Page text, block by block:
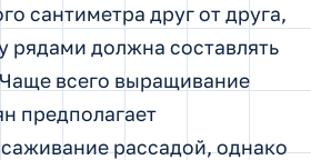
сантиметра друг от друга,
рядами должна составлять
всего выращивание
предполагает
рассадой, однако